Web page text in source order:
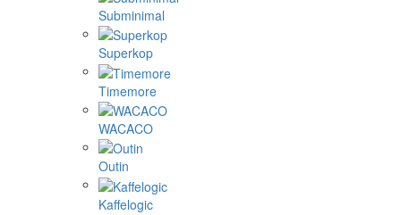
Subminimal
Superkop
Timemore
WACACO
Outin
Kaffelogic